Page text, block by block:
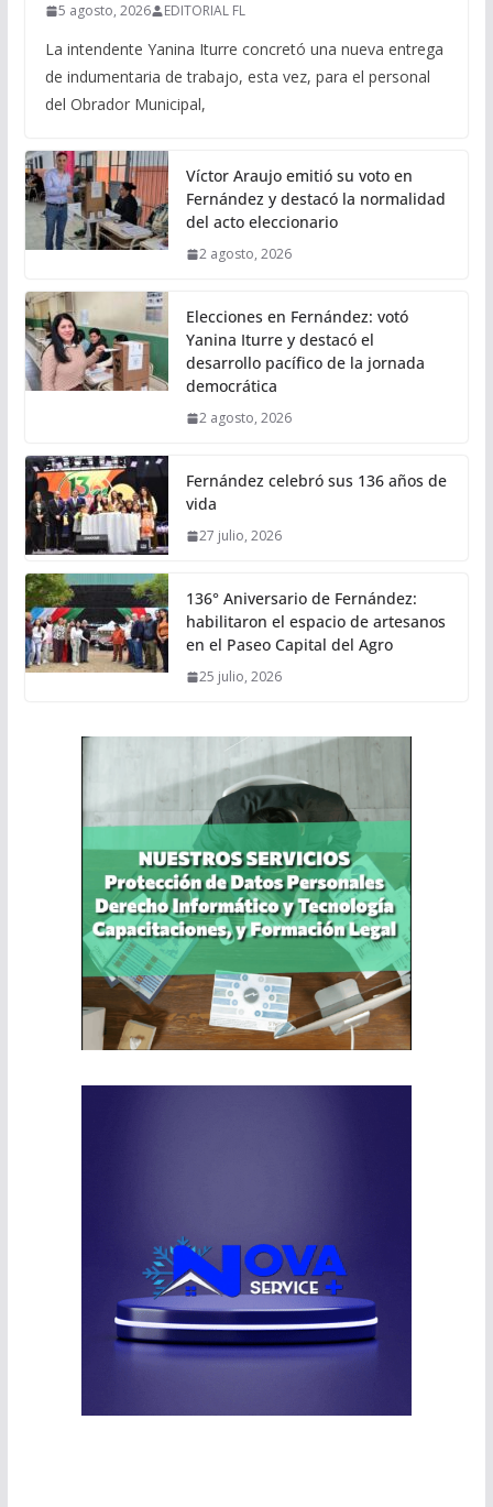
5 agosto, 2026 EDITORIAL FL
La intendente Yanina Iturre concretó una nueva entrega
de indumentaria de trabajo, esta vez, para el personal
del Obrador Municipal,
Víctor Araujo emitió su voto en
Fernández y destacó la normalidad
del acto eleccionario
2 agosto, 2026
Elecciones en Fernández: votó
Yanina Iturre y destacó el
desarrollo pacífico de la jornada
democrática
2 agosto, 2026
Fernández celebró sus 136 años de
vida
27 julio, 2026
136° Aniversario de Fernández:
habilitaron el espacio de artesanos
en el Paseo Capital del Agro
25 julio, 2026